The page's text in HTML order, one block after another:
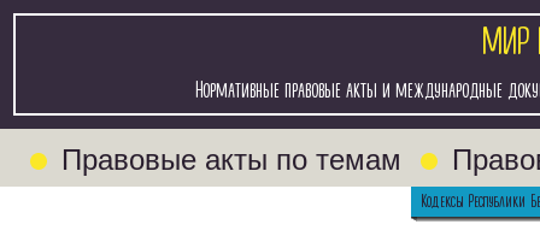
МИР
Нормативные правовые акты и международные
Правовые акты по темам
Кодексы Республики